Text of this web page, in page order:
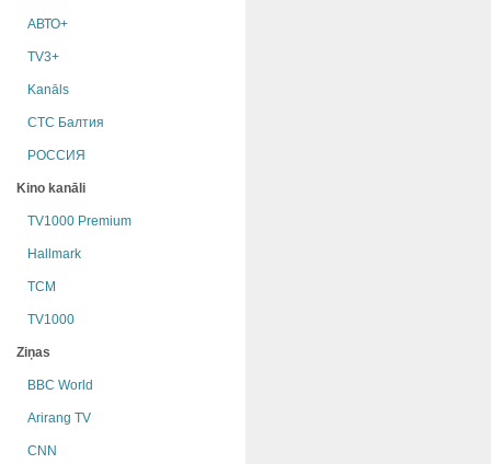
АВТО+
TV3+
Kanāls
СТС Балтия
РОССИЯ
Kino kanāli
TV1000 Premium
Hallmark
TCM
TV1000
Ziņas
BBC World
Arirang TV
CNN